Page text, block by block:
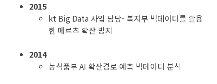
2015
kt Big Data 사업 담당- 복지부 빅데이터를 활용
한 메르츠 확산 방지
2014
농식품부 AI 확산경로 예측 빅데이터 분석